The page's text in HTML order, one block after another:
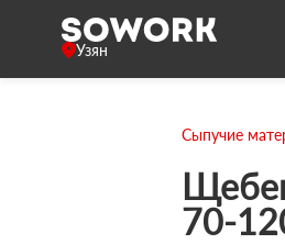
Узян
Сыпучие
70-